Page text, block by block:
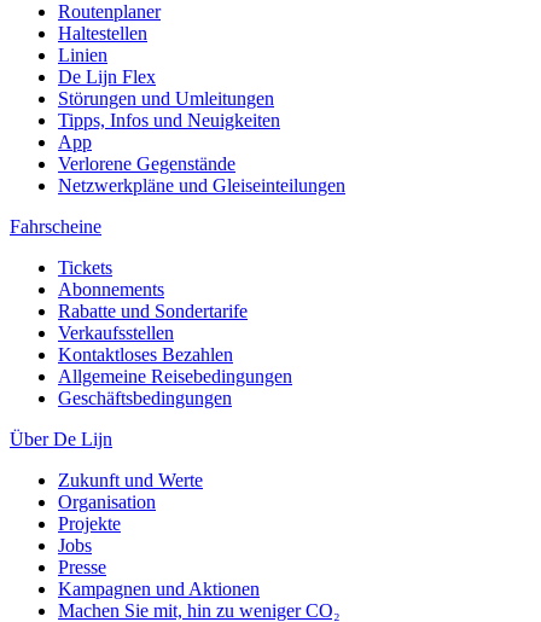
Routenplaner
Haltestellen
Linien
De Lijn Flex
Störungen und Umleitungen
Tipps, Infos und Neuigkeiten
App
Verlorene Gegenstände
Netzwerkpläne und Gleiseinteilungen
Fahrscheine
Tickets
Abonnements
Rabatte und Sondertarife
Verkaufsstellen
Kontaktloses Bezahlen
Allgemeine Reisebedingungen
Geschäftsbedingungen
Über De Lijn
Zukunft und Werte
Organisation
Projekte
Jobs
Presse
Kampagnen und Aktionen
Machen Sie mit, hin zu weniger CO₂